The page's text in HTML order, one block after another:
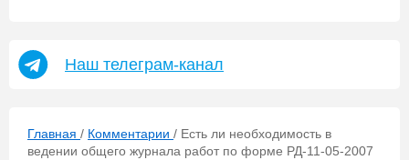
Наш телеграм-канал
Главная / Комментарии / Есть ли необходимость в
ведении общего журнала работ по форме РД-11-05-2007